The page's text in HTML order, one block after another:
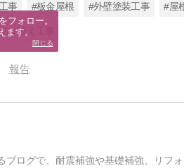
事 #板金屋根 #外壁塗装工事 #屋
り替え工事
報告
ログで、耐震補強や基礎補強、リフ
フォロー。
ます。
閉じる